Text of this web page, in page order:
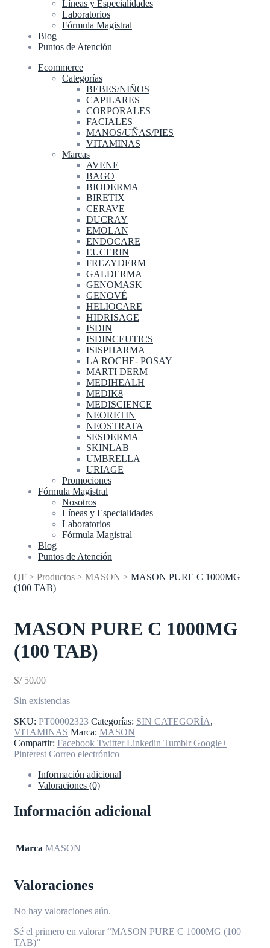
Líneas y Especialidades
Laboratorios
Fórmula Magistral
Blog
Puntos de Atención
Ecommerce
Categorías
BEBES/NIÑOS
CAPILARES
CORPORALES
FACIALES
MANOS/UÑAS/PIES
VITAMINAS
Marcas
AVENE
BAGO
BIODERMA
BIRETIX
CERAVE
DUCRAY
EMOLAN
ENDOCARE
EUCERIN
FREZYDERM
GALDERMA
GENOMASK
GENOVÉ
HELIOCARE
HIDRISAGE
ISDIN
ISDINCEUTICS
ISISPHARMA
LA ROCHE- POSAY
MARTI DERM
MEDIHEALH
MEDIK8
MEDISCIENCE
NEORETIN
NEOSTRATA
SESDERMA
SKINLAB
UMBRELLA
URIAGE
Promociones
Fórmula Magistral
Nosotros
Líneas y Especialidades
Laboratorios
Fórmula Magistral
Blog
Puntos de Atención
QF > Productos > MASON > MASON PURE C 1000MG
(100 TAB)
MASON PURE C 1000MG
(100 TAB)
S/50.00
Sin existencias
SKU: PT00002323 Categorías: SIN CATEGORÍA,
VITAMINAS Marca: MASON
Compartir: Facebook Twitter Linkedin Tumblr Google+
Pinterest Correo electrónico
Información adicional
Valoraciones (0)
Información adicional
Marca MASON
Valoraciones
No hay valoraciones aún.
Sé el primero en valorar “MASON PURE C 1000MG (100
TAB)”